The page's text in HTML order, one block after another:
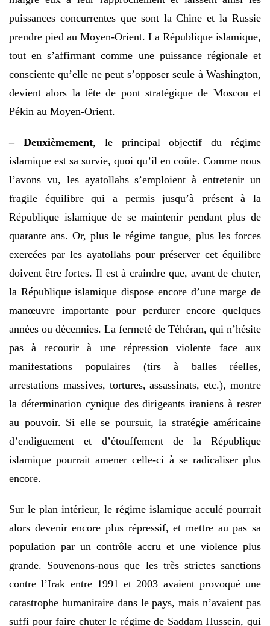
puissances concurrentes que sont la Chine et la Russie
prendre pied au Moyen-Orient. La République islamique,
tout en s’affirmant comme une puissance régionale et
consciente qu’elle ne peut s’opposer seule à Washington,
devient alors la tête de pont stratégique de Moscou et
Pékin au Moyen-Orient.
– Deuxièmement, le principal objectif du régime
islamique est sa survie, quoi qu’il en coûte. Comme nous
l’avons vu, les ayatollahs s’emploient à entretenir un
fragile équilibre qui a permis jusqu’à présent à la
République islamique de se maintenir pendant plus de
quarante ans. Or, plus le régime tangue, plus les forces
exercées par les ayatollahs pour préserver cet équilibre
doivent être fortes. Il est à craindre que, avant de chuter,
la République islamique dispose encore d’une marge de
manœuvre importante pour perdurer encore quelques
années ou décennies. La fermeté de Téhéran, qui n’hésite
pas à recourir à une répression violente face aux
manifestations populaires (tirs à balles réelles,
arrestations massives, tortures, assassinats, etc.), montre
la détermination cynique des dirigeants iraniens à rester
au pouvoir. Si elle se poursuit, la stratégie américaine
d’endiguement et d’étouffement de la République
islamique pourrait amener celle-ci à se radicaliser plus
encore.
Sur le plan intérieur, le régime islamique acculé pourrait
alors devenir encore plus répressif, et mettre au pas sa
population par un contrôle accru et une violence plus
grande. Souvenons-nous que les très strictes sanctions
contre l’Irak entre 1991 et 2003 avaient provoqué une
catastrophe humanitaire dans le pays, mais n’avaient pas
suffi pour faire chuter le régime de Saddam Hussein, qui